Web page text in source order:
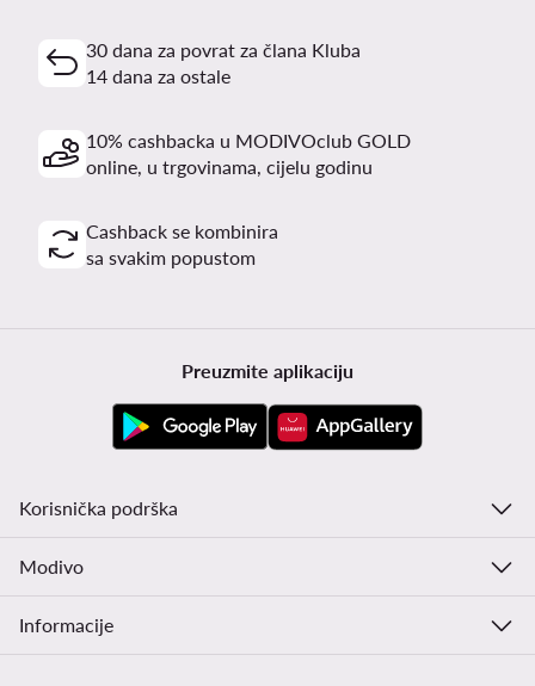
30 dana za povrat za člana Kluba
14 dana za ostale
10% cashbacka u MODIVOclub GOLD
online, u trgovinama, cijelu godinu
Cashback se kombinira
sa svakim popustom
Preuzmite aplikaciju
Korisnička podrška
Modivo
Informacije